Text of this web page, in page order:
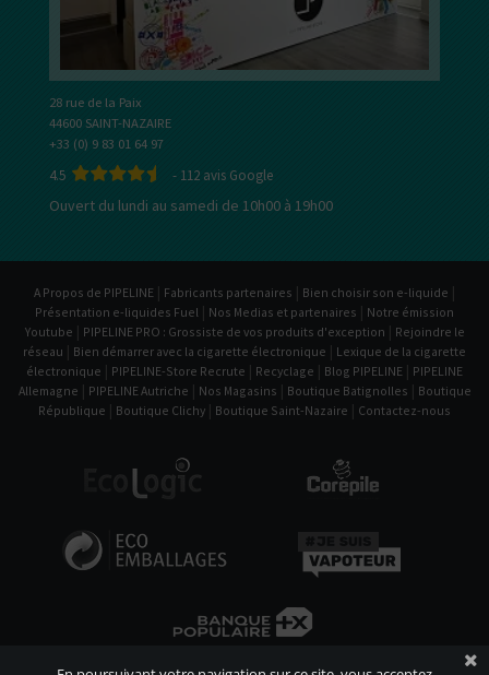
28 rue de la Paix
44600 SAINT-NAZAIRE
+33 (0) 9 83 01 64 97
4.5 - 112 avis Google
Ouvert du lundi au samedi de 10h00 à 19h00
A Propos de PIPELINE | Fabricants partenaires | Bien choisir son e-liquide |
Présentation e-liquides Fuel | Nos Medias et partenaires | Notre émission
Youtube | PIPELINE PRO : Grossiste de vos produits d'exception | Rejoindre le
réseau | Bien démarrer avec la cigarette électronique | Lexique de la cigarette
électronique | PIPELINE-Store Recrute | Recyclage | Blog PIPELINE | PIPELINE
Allemagne | PIPELINE Autriche | Nos Magasins | Boutique Batignolles | Boutique
République | Boutique Clichy | Boutique Saint-Nazaire | Contactez-nous